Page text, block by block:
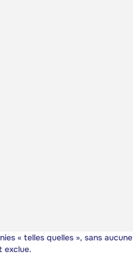
« telles quelles », sans aucune
exclue.